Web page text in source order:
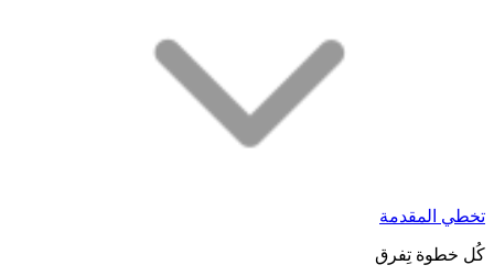
تخطي المقدمة
كُل خطوة تِفرق